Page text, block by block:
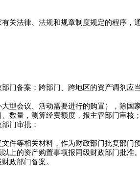
关法律、 法规和规章制度规定的程序，
备案；跨部门、跨地区的资产调剂应
会议、活动需要进行的购置），除国
量，测算经费额度，报主管部门审核；
门审批；
等相关材料，作为财政部门批复部门预
的资产购置事项报同级财政部门批准。
政部门备案。